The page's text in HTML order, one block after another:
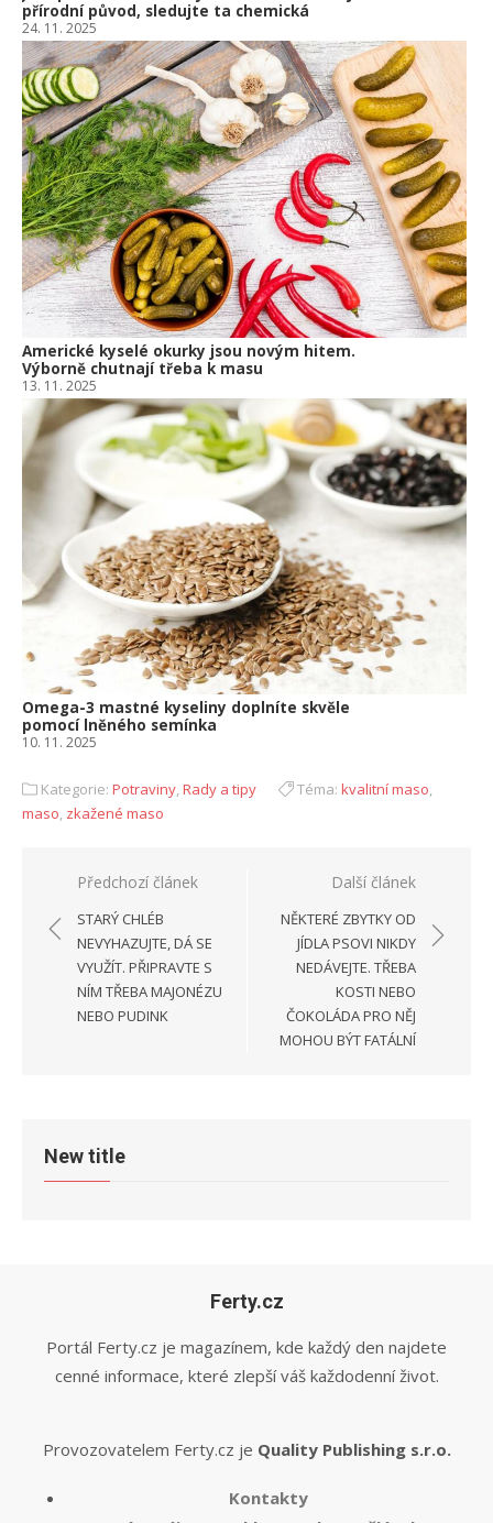
přírodní původ, sledujte ta chemická
24. 11. 2025
Americké kyselé okurky jsou novým hitem.
Výborně chutnají třeba k masu
13. 11. 2025
Omega-3 mastné kyseliny doplníte skvěle
pomocí lněného semínka
10. 11. 2025
Kategorie: Potraviny,Rady a tipy Téma: kvalitní maso,
maso, zkažené maso
Navigace
pro
příspěvek
Předchozí článek
STARÝ CHLÉB
NEVYHAZUJTE, DÁ SE
VYUŽÍT. PŘIPRAVTE S
NÍM TŘEBA MAJONÉZU
NEBO PUDINK
Další článek
NĚKTERÉ ZBYTKY OD
JÍDLA PSOVI NIKDY
NEDÁVEJTE. TŘEBA
KOSTI NEBO
ČOKOLÁDA PRO NĚJ
MOHOU BÝT FATÁLNÍ
New title
Ferty.cz
Portál Ferty.cz je magazínem, kde každý den najdete
cenné informace, které zlepší váš každodenní život.
Provozovatelem Ferty.cz je Quality Publishing s.r.o.
Kontakty